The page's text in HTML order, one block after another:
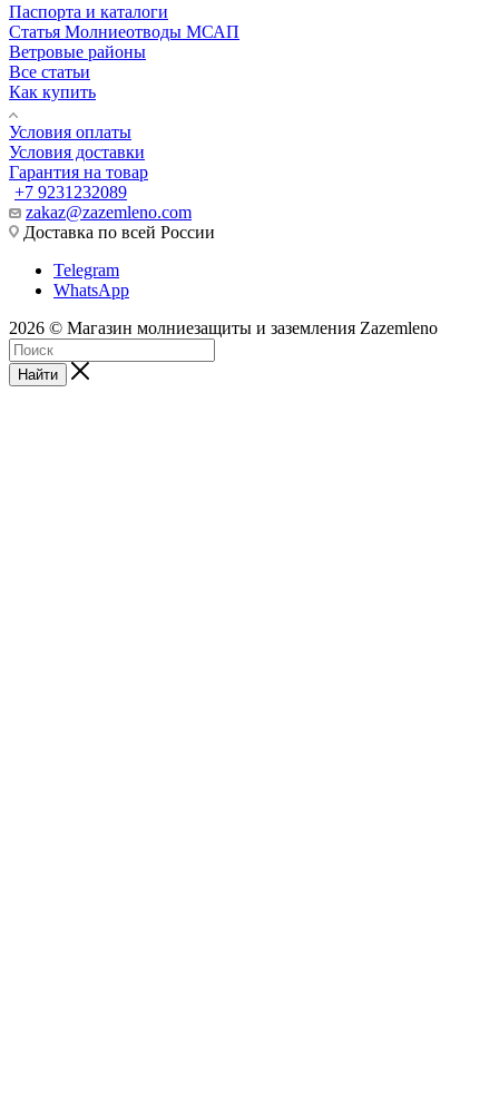
Паспорта и каталоги
Статья Молниеотводы МСАП
Ветровые районы
Все статьи
Как купить
Условия оплаты
Условия доставки
Гарантия на товар
+7 9231232089
zakaz@zazemleno.com
Доставка по всей России
Telegram
WhatsApp
2026 © Магазин молниезащиты и заземления Zazemleno
Найти